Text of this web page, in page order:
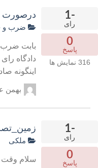
-1
رای
0
پاسخ
316 نمایش ها
درصورت
ضرب و
بابت ضرب
اینگونه
بهمن عربی
-1
رای
0
پاسخ
ملکی